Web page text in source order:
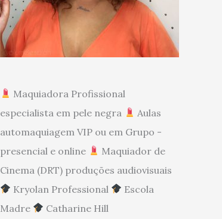
Maquiadora Profissional
especialista em pele negra
Aulas
automaquiagem VIP ou em Grupo -
presencial e online
Maquiador de
Cinema (DRT) produções audiovisuais
Kryolan Professional
Escola
Madre
Catharine Hill